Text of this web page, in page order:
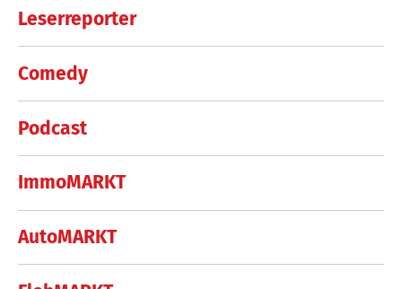
Leserreporter
Comedy
Podcast
ImmoMARKT
AutoMARKT